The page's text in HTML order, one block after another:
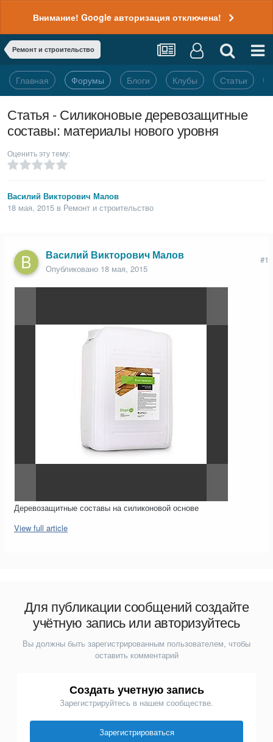
Внимание! Google авторизация отключена!
Ремонт и строительство
Главная Форумы Блоги Клубы Статьи
Статья - Силиконовые деревозащитные
составы: материалы нового уровня
Оценить эту тему:
Василий Викторович Малов
18 мая, 2015 в Ремонт и строительство
Василий Викторович Малов
Опубликовано 18 мая, 2015
#1
Деревозащитные составы на силиконовой основе
View full article
Для публикации сообщений создайте
учётную запись или авторизуйтесь
Вы должны быть зарегистрированным пользователем, чтобы
оставить комментарий
Создать учетную запись
Зарегистрируйтесь в нашем сообществе.
Зарегистрироваться